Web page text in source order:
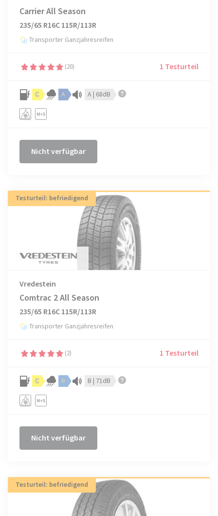
Carrier All Season
235/65 R16C 115R/113R
Transporter Ganzjahresreifen
(20) 1 Testurteil
C A A | 68dB
Nicht verfügbar
Testurteil: befriedigend
Vredestein
Comtrac 2 All Season
235/65 R16C 115R/113R
Transporter Ganzjahresreifen
(2) 1 Testurteil
C B B | 71dB
Nicht verfügbar
Testurteil: befriedigend